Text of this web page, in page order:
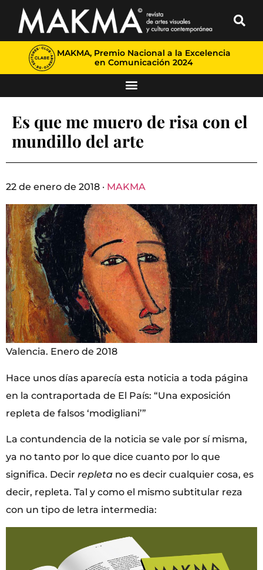
MAKMA, Premio Nacional a la Excelencia
en Comunicación 2024
Es que me muero de risa con el
mundillo del arte
22 de enero de 2018 · MAKMA
Valencia. Enero de 2018
Hace unos días aparecía esta noticia a toda página
en la contraportada de El País: “Una exposición
repleta de falsos ‘modigliani’”
La contundencia de la noticia se vale por sí misma,
ya no tanto por lo que dice cuanto por lo que
significa. Decir repleta no es decir cualquier cosa, es
decir, repleta. Tal y como el mismo subtitular reza
con un tipo de letra intermedia: